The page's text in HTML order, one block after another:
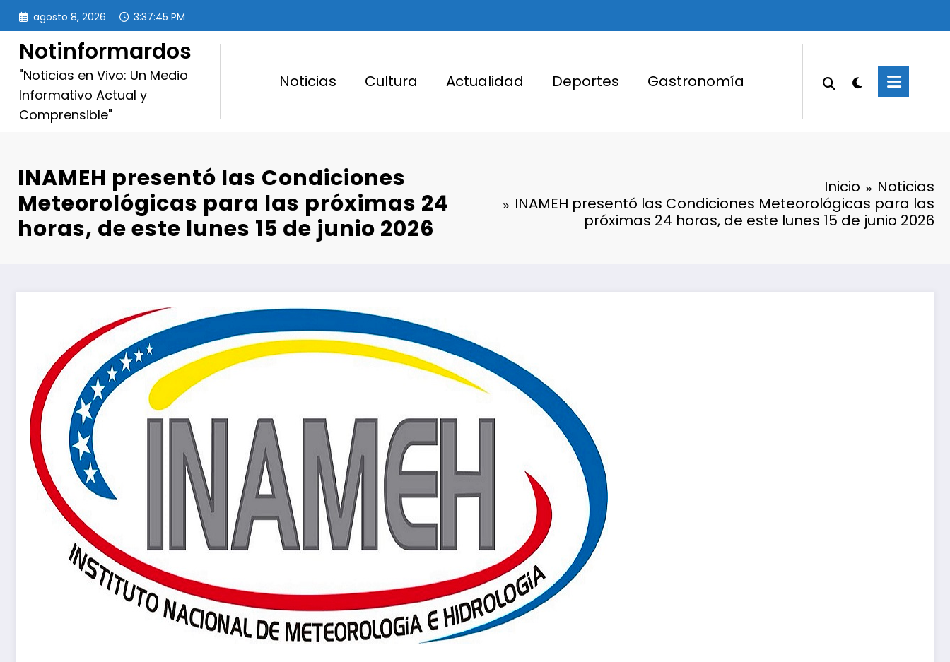
Saltar
contenido
agosto 8, 2026 3:37:46 PM
Notinformardos
"Noticias en Vivo: Un Medio
Informativo Actual y
Comprensible"
Noticias Cultura Actualidad Deportes Gastronomía
INAMEH presentó las Condiciones
Meteorológicas para las próximas 24
horas, de este lunes 15 de junio 2026
Inicio
Noticias
INAMEH presentó las Condiciones Meteorológicas para las
próximas 24 horas, de este lunes 15 de junio 2026